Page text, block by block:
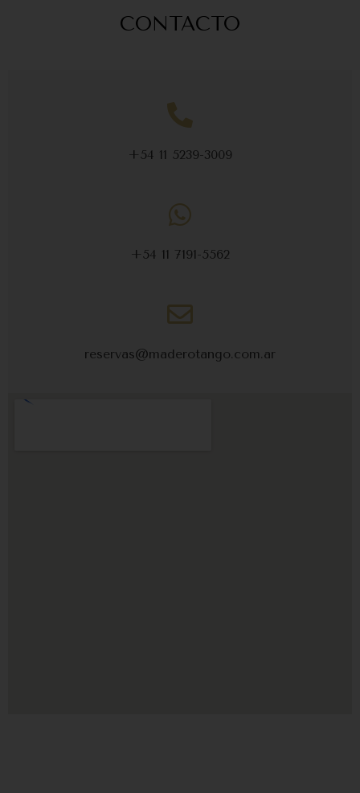
CONTACTO
+54 11 5239-3009
+54 11 7191-5562
reservas@maderotango.com.ar